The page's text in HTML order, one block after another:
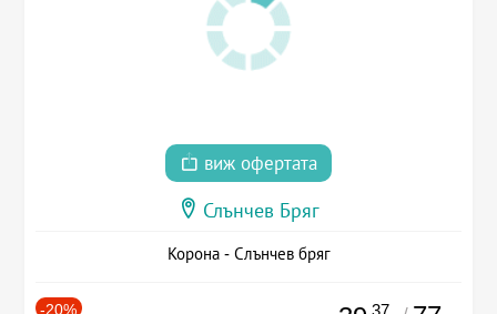
виж офертата
Слънчев Бряг
Корона - Слънчев бряг
-20%